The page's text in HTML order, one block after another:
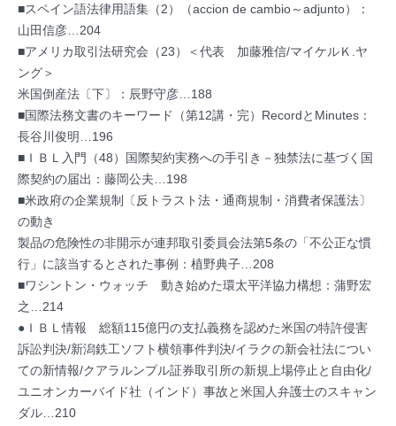
■スペイン語法律用語集（2）（accion de cambio～adjunto）：
山田信彦…204
■アメリカ取引法研究会（23）＜代表 加藤雅信/マイケルＫ.ヤ
ング＞
米国倒産法〔下〕：辰野守彦…188
■国際法務文書のキーワード（第12講・完）RecordとMinutes：
長谷川俊明…196
■ＩＢＬ入門（48）国際契約実務への手引き－独禁法に基づく国
際契約の届出：藤岡公夫…198
■米政府の企業規制〔反トラスト法・通商規制・消費者保護法〕
の動き
製品の危険性の非開示が連邦取引委員会法第5条の「不公正な慣
行」に該当するとされた事例：植野典子…208
■ワシントン・ウォッチ 動き始めた環太平洋協力構想：蒲野宏
之…214
●ＩＢＬ情報 総額115億円の支払義務を認めた米国の特許侵害
訴訟判決/新潟鉄工ソフト横領事件判決/イラクの新会社法につい
ての新情報/クアラルンプル証券取引所の新規上場停止と自由化/
ユニオンカーバイド社（インド）事故と米国人弁護士のスキャン
ダル…210